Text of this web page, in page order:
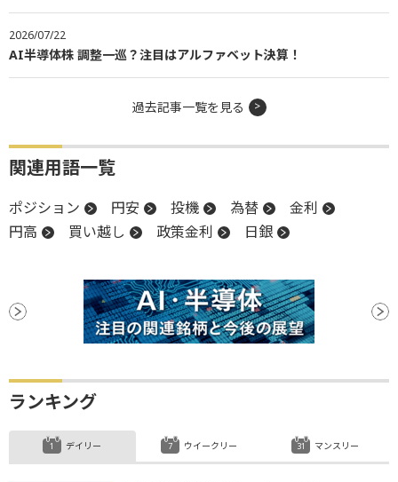
2026/07/22
AI半導体株 調整一巡？注目はアルファベット決算！
過去記事一覧を見る
関連用語一覧
ポジション 円安 投機 為替
金利
円高
買い越し 政策金利 日銀
ランキング
デイリー ウイークリー マンスリー